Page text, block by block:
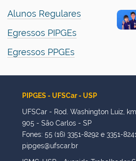
Alunos Regulares
Egressos PIPGEs
Egressos PPGEs
PIPGES - UFSCar - USP
UFSCar - Rod. Washington Luiz,
905 - São Carlos - SP
Fones: 55 (16) 3351-8292 e 3351-8241
pipges@ufscar.br